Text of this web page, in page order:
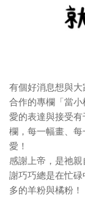
有個好消息想與
合作的專欄「當小
愛的表達與接受
欄，每一幅畫、
愛！
感謝上帝，是祂
謝巧巧總是在忙
多的羊粉與橘粉！